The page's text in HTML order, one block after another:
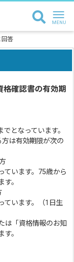
回答
格確認書の有効期
となっています。
は有効期限が次の
ています。75歳から
。
ています。（1日生
「資格情報のお知
。